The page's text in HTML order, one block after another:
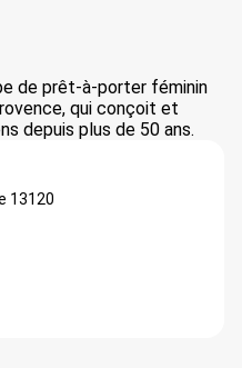
de prêt-à-porter féminin
qui conçoit et
depuis plus de 50 ans.
13120